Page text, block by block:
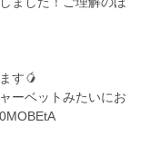
す🥭
ーベットみたいにお